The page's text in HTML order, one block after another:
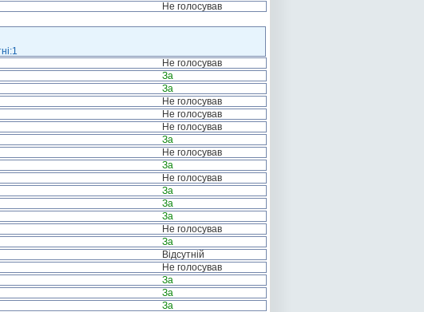
Не голосував
Не голосував
За
За
Не голосував
Не голосував
Не голосував
За
Не голосував
За
Не голосував
За
За
За
Не голосував
За
Відсутній
Не голосував
За
За
За